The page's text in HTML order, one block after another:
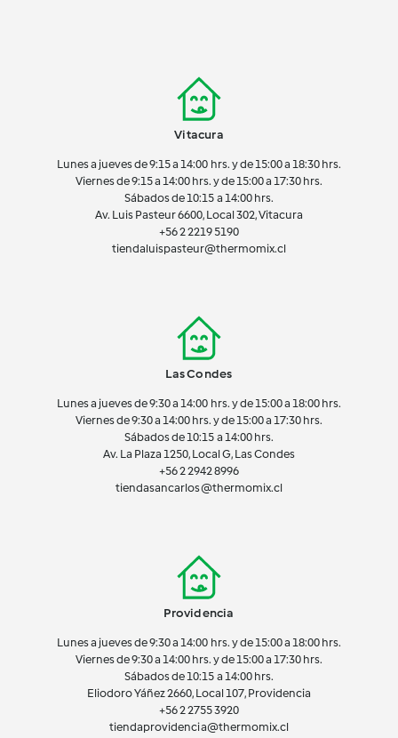
Vitacura
Lunes a jueves de 9:15 a 14:00 hrs. y de 15:00 a 18:30 hrs.
Viernes de 9:15 a 14:00 hrs. y de 15:00 a 17:30 hrs.
Sábados de 10:15 a 14:00 hrs.
Av. Luis Pasteur 6600, Local 302, Vitacura
+56 2 2219 5190
tiendaluispasteur@thermomix.cl
Las Condes
Lunes a jueves de 9:30 a 14:00 hrs. y de 15:00 a 18:00 hrs.
Viernes de 9:30 a 14:00 hrs. y de 15:00 a 17:30 hrs.
Sábados de 10:15 a 14:00 hrs.
Av. La Plaza 1250, Local G, Las Condes
+56 2 2942 8996
tiendasancarlos@thermomix.cl
Providencia
Lunes a jueves de 9:30 a 14:00 hrs. y de 15:00 a 18:00 hrs.
Viernes de 9:30 a 14:00 hrs. y de 15:00 a 17:30 hrs.
Sábados de 10:15 a 14:00 hrs.
Eliodoro Yáñez 2660, Local 107, Providencia
+56 2 2755 3920
tiendaprovidencia@thermomix.cl